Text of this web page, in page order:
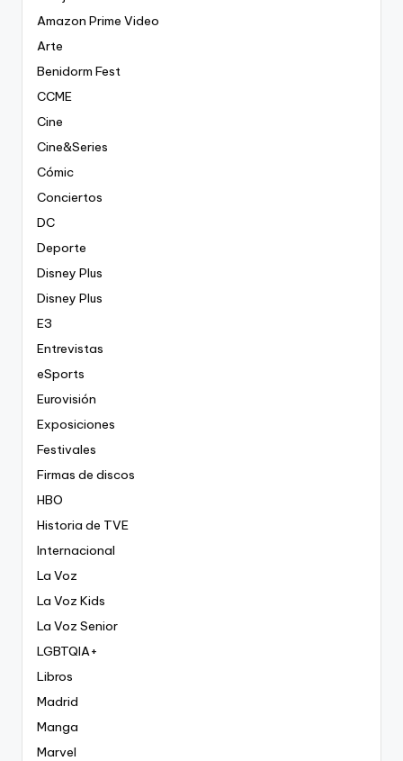
Amazon Prime Video
Arte
Benidorm Fest
CCME
Cine
Cine&Series
Cómic
Conciertos
DC
Deporte
Disney Plus
Disney Plus
E3
Entrevistas
eSports
Eurovisión
Exposiciones
Festivales
Firmas de discos
HBO
Historia de TVE
Internacional
La Voz
La Voz Kids
La Voz Senior
LGBTQIA+
Libros
Madrid
Manga
Marvel